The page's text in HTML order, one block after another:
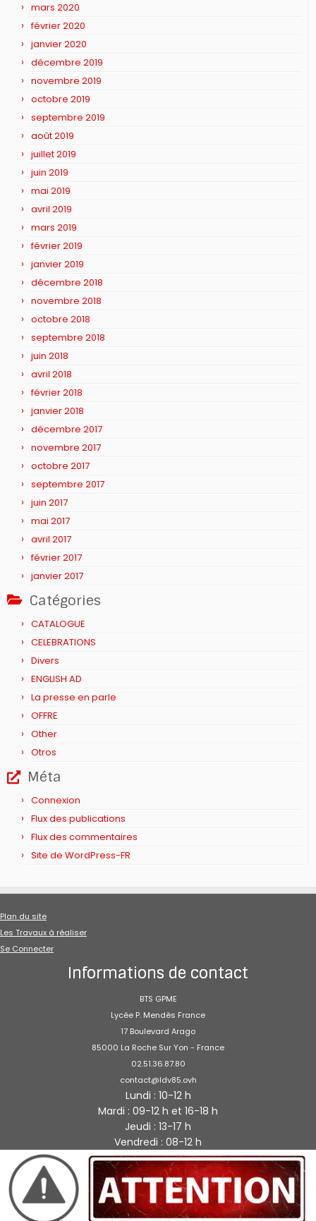
mars 2020
février 2020
janvier 2020
décembre 2019
novembre 2019
octobre 2019
septembre 2019
août 2019
juillet 2019
juin 2019
mai 2019
avril 2019
mars 2019
février 2019
janvier 2019
décembre 2018
novembre 2018
octobre 2018
septembre 2018
juin 2018
avril 2018
février 2018
janvier 2018
décembre 2017
novembre 2017
octobre 2017
septembre 2017
juin 2017
mai 2017
avril 2017
février 2017
janvier 2017
Catégories
CATALOGUE
CELEBRATIONS
Divers
ENGLISH AD
La presse en parle
OFFRE
Other
Otros
Méta
Connexion
Flux des publications
Flux des commentaires
Site de WordPress-FR
Plan du site
Les Travaux à réaliser
Se Connecter
Informations de contact
BTS GPME
Lycée P. Mendès France
17 Boulevard Arago
85000 La Roche Sur Yon - France
02.51.36.87.80
contact@ldv85.ovh
Lundi : 10-12 h
Mardi : 09-12 h et 16-18 h
Jeudi : 13-17 h
Vendredi : 08-12 h